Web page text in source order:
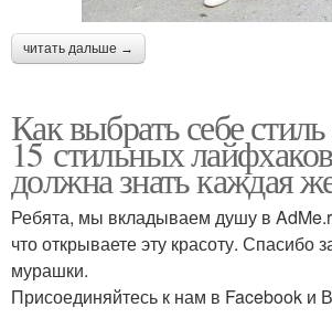
читать дальше →
Как выбрать себе
15 стильных
должна знать каждая
Ребята, мы вкладываем душу в
что открываете эту красоту. Спасибо
мурашки.
Присоединяйтесь к нам в Facebook и